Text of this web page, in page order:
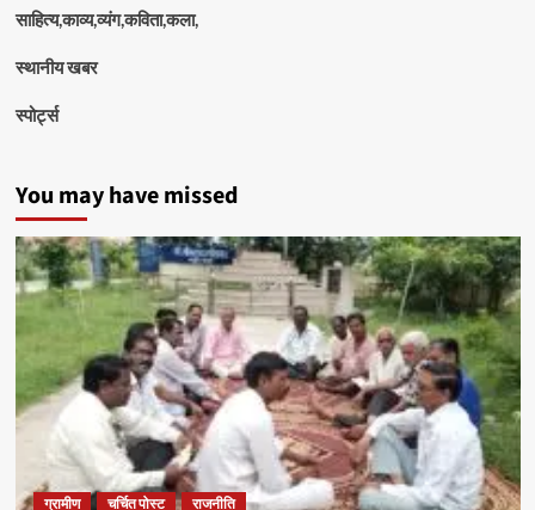
साहित्य,काव्य,व्यंग,कविता,कला,
स्थानीय खबर
स्पोर्ट्स
You may have missed
ग्रामीण चर्चित पोस्ट राजनीति